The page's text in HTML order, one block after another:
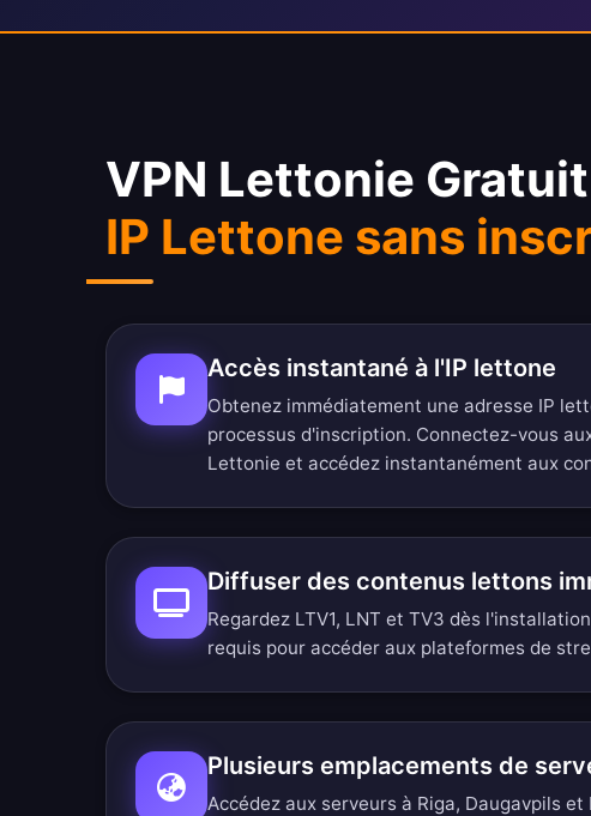
VPN Lettonie
IP Lettone sans
Accès instantané à l'IP lettone
Obtenez immédiatement une adresse IP
processus d'inscription. Connectez-vous
Lettonie et accédez instantanément aux
Diffuser des contenus lettons
Regardez LTV1, LNT et TV3 dès
requis pour accéder aux plateformes de
Plusieurs emplacements de
Accédez aux serveurs à Riga, Daugavpils et